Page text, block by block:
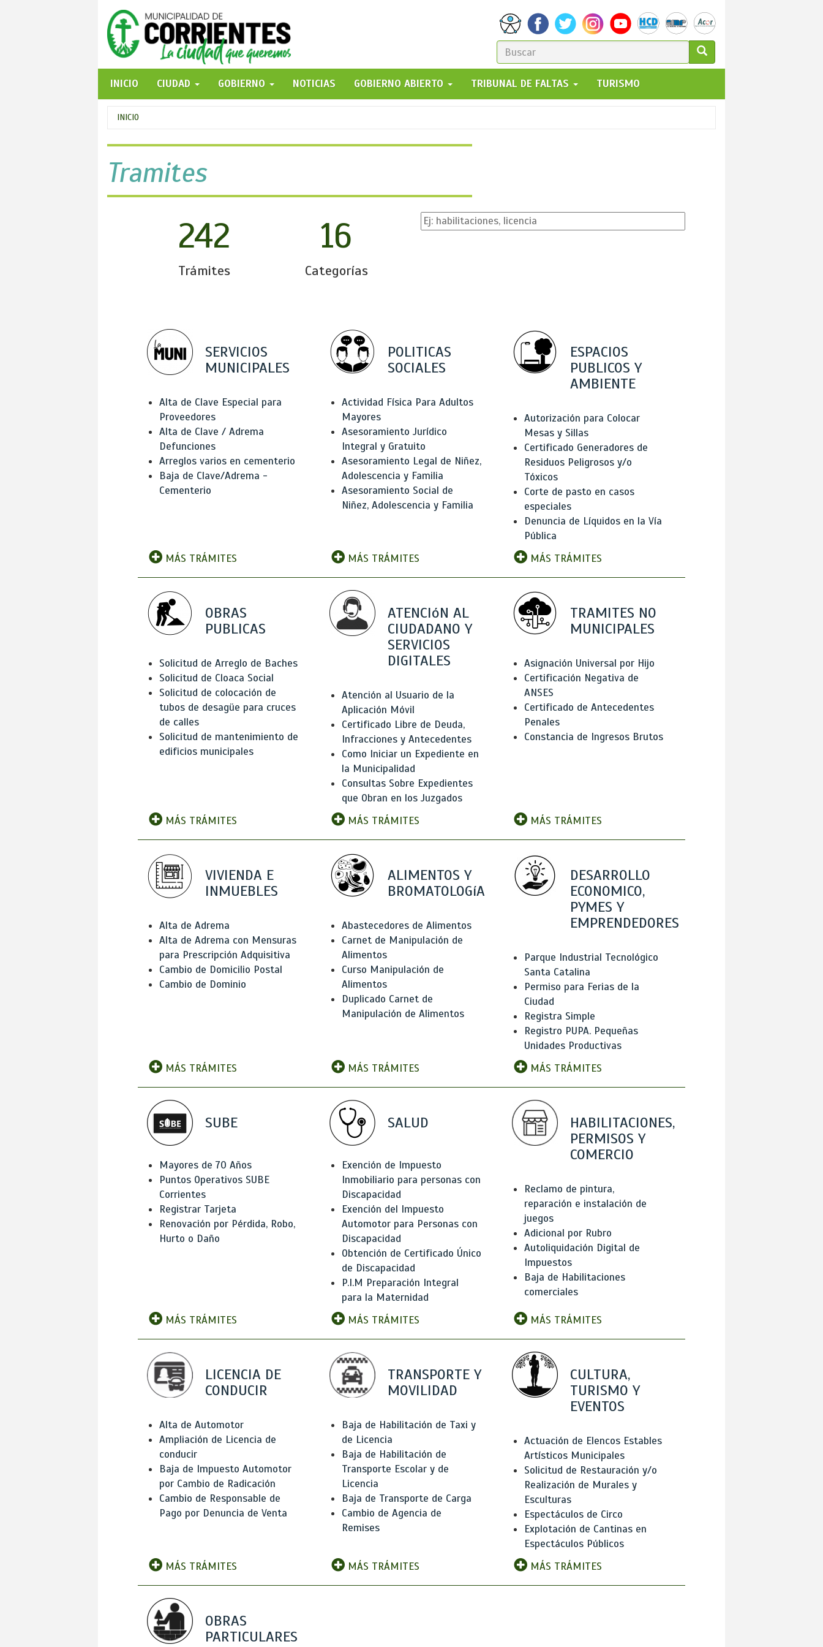
FORMULARIO
DE
BÚSQUEDA
GO!
INICIO
CIUDAD GOBIERNO NOTICIAS GOBIERNO ABIERTO TRIBUNAL DE FALTAS TURISMO
Se
encuentra
usted
aquí
INICIO
Tramites
242
Trámites
16
Categorías
SERVICIOS
MUNICIPALES
Alta de Clave Especial para
Proveedores
Alta de Clave / Adrema
Defunciones
Arreglos varios en cementerio
Baja de Clave/Adrema -
Cementerio
MÁS TRÁMITES
POLITICAS
SOCIALES
Actividad Física Para Adultos
Mayores
Asesoramiento Jurídico
Integral y Gratuito
Asesoramiento Legal de Niñez,
Adolescencia y Familia
Asesoramiento Social de
Niñez, Adolescencia y Familia
MÁS TRÁMITES
ESPACIOS
PUBLICOS Y
AMBIENTE
Autorización para Colocar
Mesas y Sillas
Certificado Generadores de
Residuos Peligrosos y/o
Tóxicos
Corte de pasto en casos
especiales
Denuncia de Líquidos en la Vía
Pública
MÁS TRÁMITES
OBRAS
PUBLICAS
Solicitud de Arreglo de Baches
Solicitud de Cloaca Social
Solicitud de colocación de
tubos de desagüe para cruces
de calles
Solicitud de mantenimiento de
edificios municipales
MÁS TRÁMITES
ATENCIóN AL
CIUDADANO Y
SERVICIOS
DIGITALES
Atención al Usuario de la
Aplicación Móvil
Certificado Libre de Deuda,
Infracciones y Antecedentes
Como Iniciar un Expediente en
la Municipalidad
Consultas Sobre Expedientes
que Obran en los Juzgados
MÁS TRÁMITES
TRAMITES NO
MUNICIPALES
Asignación Universal por Hijo
Certificación Negativa de
ANSES
Certificado de Antecedentes
Penales
Constancia de Ingresos Brutos
MÁS TRÁMITES
VIVIENDA E
INMUEBLES
Alta de Adrema
Alta de Adrema con Mensuras
para Prescripción Adquisitiva
Cambio de Domicilio Postal
Cambio de Dominio
MÁS TRÁMITES
ALIMENTOS Y
BROMATOLOGíA
Abastecedores de Alimentos
Carnet de Manipulación de
Alimentos
Curso Manipulación de
Alimentos
Duplicado Carnet de
Manipulación de Alimentos
MÁS TRÁMITES
DESARROLLO
ECONOMICO,
PYMES Y
EMPRENDEDORES
Parque Industrial Tecnológico
Santa Catalina
Permiso para Ferias de la
Ciudad
Registra Simple
Registro PUPA. Pequeñas
Unidades Productivas
MÁS TRÁMITES
SUBE
Mayores de 70 Años
Puntos Operativos SUBE
Corrientes
Registrar Tarjeta
Renovación por Pérdida, Robo,
Hurto o Daño
MÁS TRÁMITES
SALUD
Exención de Impuesto
Inmobiliario para personas con
Discapacidad
Exención del Impuesto
Automotor para Personas con
Discapacidad
Obtención de Certificado Único
de Discapacidad
P.I.M Preparación Integral
para la Maternidad
MÁS TRÁMITES
HABILITACIONES,
PERMISOS Y
COMERCIO
Reclamo de pintura,
reparación e instalación de
juegos
Adicional por Rubro
Autoliquidación Digital de
Impuestos
Baja de Habilitaciones
comerciales
MÁS TRÁMITES
LICENCIA DE
CONDUCIR
Alta de Automotor
Ampliación de Licencia de
conducir
Baja de Impuesto Automotor
por Cambio de Radicación
Cambio de Responsable de
Pago por Denuncia de Venta
MÁS TRÁMITES
TRANSPORTE Y
MOVILIDAD
Baja de Habilitación de Taxi y
de Licencia
Baja de Habilitación de
Transporte Escolar y de
Licencia
Baja de Transporte de Carga
Cambio de Agencia de
Remises
MÁS TRÁMITES
CULTURA,
TURISMO Y
EVENTOS
Actuación de Elencos Estables
Artísticos Municipales
Solicitud de Restauración y/o
Realización de Murales y
Esculturas
Espectáculos de Circo
Explotación de Cantinas en
Espectáculos Públicos
MÁS TRÁMITES
OBRAS
PARTICULARES